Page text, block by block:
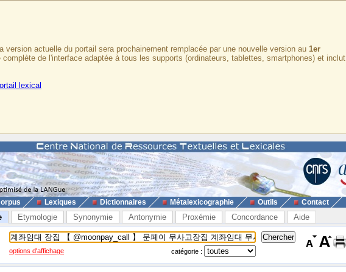
actuelle du portail sera prochainement remplacée par une nouvelle version au 1er
complète de l'interface adaptée à tous les supports (ordinateurs, tablettes, smartphones) et inclut
lexical
Lexiques Dictionnaires Métalexicographie Outils Contact
Etymologie Synonymie Antonymie Proxémie Concordance Aide
options d'affichage catégorie :